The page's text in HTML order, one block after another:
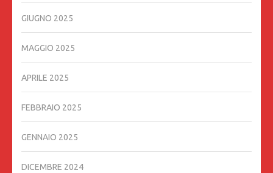
GIUGNO 2025
MAGGIO 2025
APRILE 2025
FEBBRAIO 2025
GENNAIO 2025
DICEMBRE 2024